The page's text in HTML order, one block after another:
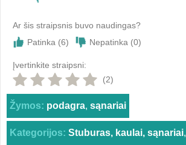
Ar šis straipsnis buvo naudingas?
Patinka (6) Nepatinka (0)
Įvertinkite straipsni:
(2)
Žymos: podagra, sąnariai
Kategorijos: Stuburas, kaulai, sąnariai,